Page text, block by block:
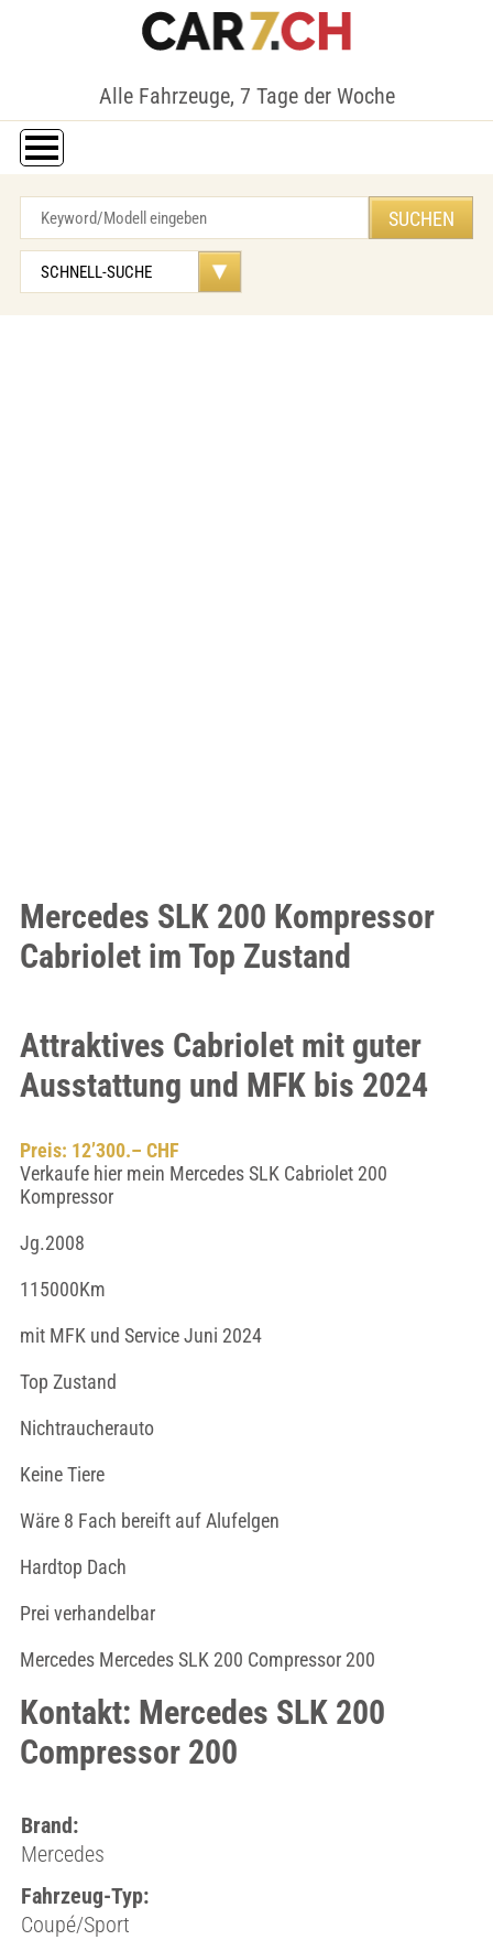
Alle Fahrzeuge, 7 Tage der Woche
Mercedes SLK 200 Kompressor
Cabriolet im Top Zustand
Attraktives Cabriolet mit guter
Ausstattung und MFK bis 2024
Preis: 12’300.– CHF
Verkaufe hier mein Mercedes SLK Cabriolet 200
Kompressor
Jg.2008
115000Km
mit MFK und Service Juni 2024
Top Zustand
Nichtraucherauto
Keine Tiere
Wäre 8 Fach bereift auf Alufelgen
Hardtop Dach
Prei verhandelbar
Mercedes Mercedes SLK 200 Compressor 200
Kontakt: Mercedes SLK 200
Compressor 200
Brand:
Mercedes
Fahrzeug-Typ:
Coupé/Sport